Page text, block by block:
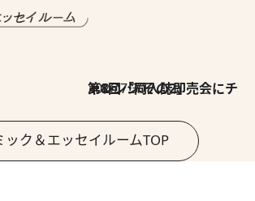
2026.7.30
第8回「同人誌即売会にチャレンジ その2」
ック＆エッセイルームTOP